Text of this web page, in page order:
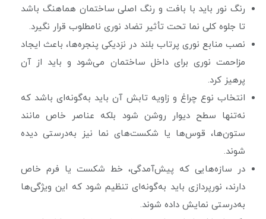
رنگ نور باید با بافت و رنگ اصلی ساختمان هماهنگ باشد
تا جلوه کلی نما تحت تأثیر تضاد نوری نامطلوب قرار نگیرد.
نصب منابع نوری پرتاب بلند در نزدیکی پنجره‌ها، باعث ایجاد
مزاحمت نوری برای داخل ساختمان می‌شود و باید از آن
پرهیز کرد.
انتخاب نوع چراغ و زاویه تابش آن باید به‌گونه‌ای باشد که
نه‌تنها سطح دیوار روشن شود بلکه عناصر خاص مانند
ستون‌ها، قوس‌ها یا شکست‌های نما نیز به‌درستی دیده
شوند.
در سازه‌هایی که پیش‌آمدگی، خط‌ شکست یا فرم خاص
دارند، نورپردازی باید به‌گونه‌ای تنظیم شود که این ویژگی‌ها
به‌درستی نمایش داده شوند.